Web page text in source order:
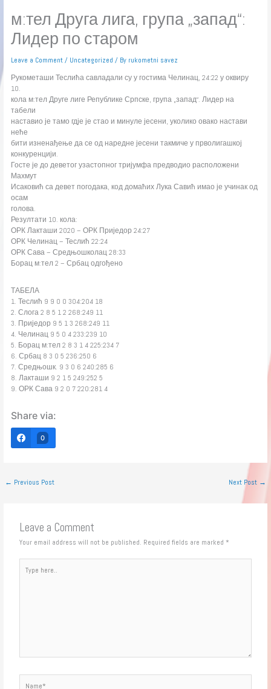
м:тел Друга лига, група „запад“:
Лидер по старом
Leave a Comment / Uncategorized / By rukometni savez
Рукометаши Теслића савладали су у гостима Челинац, 24:22 у оквиру
10.
кола м:тел Друге лиге Републике Српске, група „запад“. Лидер на
табели
наставио је тамо гдје је стао и минуле јесени, уколико овако настави
неће
бити изненађење да се од наредне јесени такмиче у прволигашкој
конкуренцији.
Госте је до деветог узастопног тријумфа предводио расположени
Махмут
Исаковић са девет погодака, код домаћих Лука Савић имао је учинак од
осам
голова.
Резултати 10. кола:
ОРК Лакташи 2020 – ОРК Приједор 24:27
ОРК Челинац – Теслић 22:24
ОРК Сава – Средњошколац 28:33
Борац м:тел 2 – Србац одгођено
ТАБЕЛА
1. Теслић 9 9 0 0 304:204 18
2. Слога 2 8 5 1 2 268:249 11
3. Приједор 9 5 1 3 268:249 11
4. Челинац 9 5 0 4 233:239 10
5. Борац м:тел 2 8 3 1 4 225:234 7
6. Србац 8 3 0 5 236:250 6
7. Средњошк. 9 3 0 6 240:285 6
8. Лакташи 9 2 1 5 249:252 5
9. ОРК Сава 9 2 0 7 220:281 4
Share via:
0
← Previous Post Next Post →
Leave a Comment
Your email address will not be published. Required fields are marked *
here..